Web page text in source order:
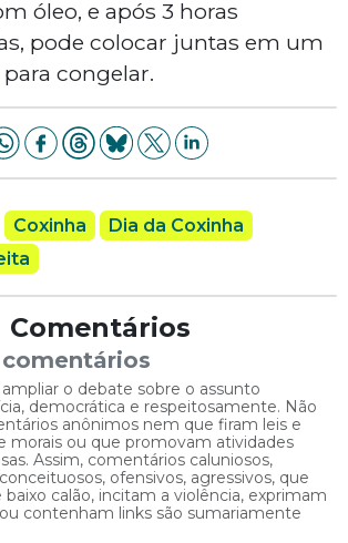
óleo, e após 3 horas
pode colocar juntas em um
congelar.
Coxinha
Dia da Coxinha
Comentários
o debate sobre o assunto
democrática e respeitosamente. Não
anônimos nem que firam leis e
morais ou que promovam atividades
Assim, comentários caluniosos,
ofensivos, agressivos, que
baixo calão, incitam a violência, exprimam
contenham links são sumariamente